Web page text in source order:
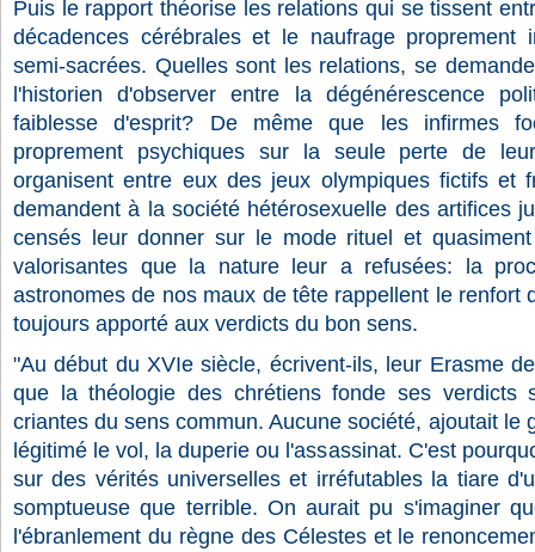
Puis le rapport théorise les relations qui se tissent
décadences cérébrales et le naufrage proprement
semi-sacrées. Quelles sont les relations, se
l'historien d'observer entre la dégénérescence
faiblesse d'esprit? De même que les infirmes
proprement psychiques sur la seule perte de
organisent entre eux des jeux olympiques fictifs et
demandent à la société hétérosexuelle des artifices
censés leur donner sur le mode rituel et
valorisantes que la nature leur a refusées: la
astronomes de nos maux de tête rappellent le renfort
toujours apporté aux verdicts du bon sens.
"Au début du XVIe siècle, écrivent-ils, leur Erasme
que la théologie des chrétiens fonde ses verdicts
criantes du sens commun. Aucune société, ajoutait le
légitimé le vol, la duperie ou l'assassinat. C'est
sur des vérités universelles et irréfutables la tiare
somptueuse que terrible. On aurait pu s'imaginer
l'ébranlement du règne des Célestes et le